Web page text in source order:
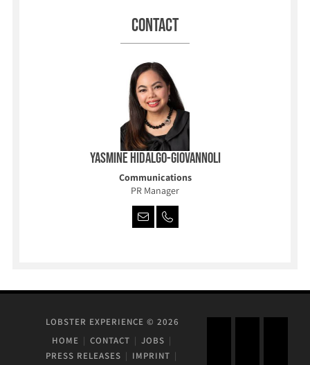
Contact
Yasmine Hidalgo-Giovannoli
Communications
PR Manager
LOBSTER EXPERIENCE © 2026
HOME
CONTACT
JOBS
PRESS RELEASES
IMPRINT